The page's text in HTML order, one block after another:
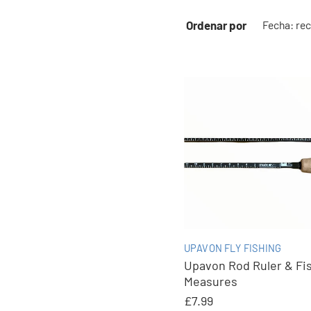
Ordenar por
UPAVON FLY FISHING
Upavon Rod Ruler &
Measures
£7.99